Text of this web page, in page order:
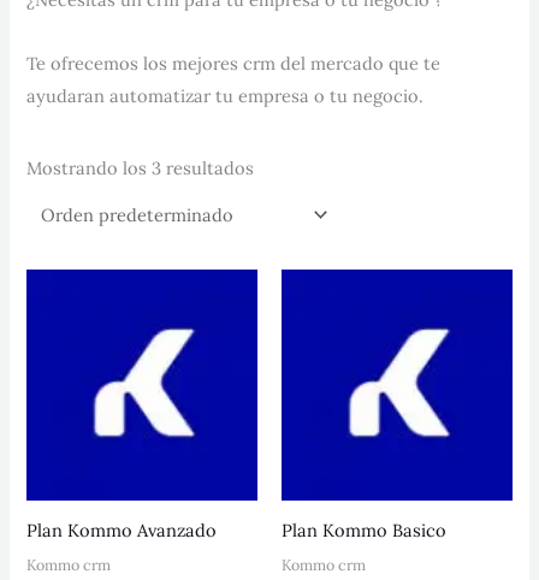
Te ofrecemos los mejores crm del mercado que te
ayudaran automatizar tu empresa o tu negocio.
Mostrando los 3 resultados
Plan Kommo Avanzado
Kommo crm
Plan Kommo Basico
Kommo crm